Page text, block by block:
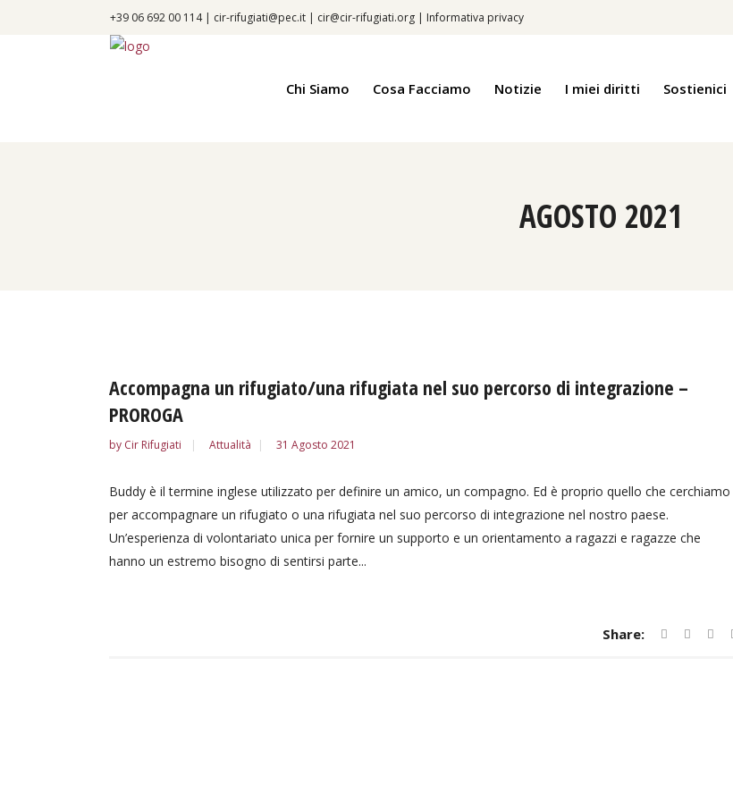
+39 06 692 00 114 | cir-rifugiati@pec.it | cir@cir-rifugiati.org | Informativa privacy
Chi Siamo Cosa Facciamo Notizie I miei diritti Sostienici
AGOSTO 2021
Accompagna un rifugiato/una rifugiata nel suo percorso di integrazione –
PROROGA
by Cir Rifugiati Attualità 31 Agosto 2021
Buddy è il termine inglese utilizzato per definire un amico, un compagno. Ed è proprio quello che cerchiamo
per accompagnare un rifugiato o una rifugiata nel suo percorso di integrazione nel nostro paese.
Un’esperienza di volontariato unica per fornire un supporto e un orientamento a ragazzi e ragazze che
hanno un estremo bisogno di sentirsi parte...
Share: